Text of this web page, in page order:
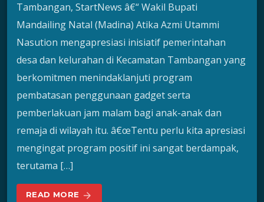
Tambangan, StartNews â€“ Wakil Bupati
Mandailing Natal (Madina) Atika Azmi Utammi
Nasution mengapresiasi inisiatif pemerintahan
desa dan kelurahan di Kecamatan Tambangan yang
berkomitmen menindaklanjuti program
pembatasan penggunaan gadget serta
pemberlakuan jam malam bagi anak-anak dan
remaja di wilayah itu. â€œTentu perlu kita apresiasi
mengingat program positif ini sangat berdampak,
terutama […]
READ MORE arrow_forward